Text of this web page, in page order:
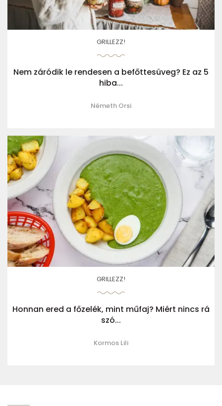
GRILLEZZ!
Nem záródik le rendesen a befőttesüveg? Ez az 5
hiba...
Németh Orsi
GRILLEZZ!
Honnan ered a főzelék, mint műfaj? Miért nincs rá
szó...
Kormos Lili